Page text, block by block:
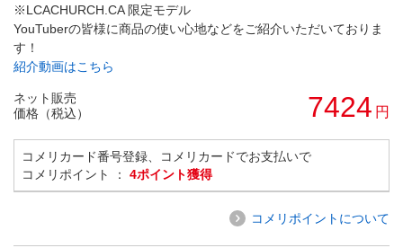
※LCACHURCH.CA 限定モデル
YouTuberの皆様に商品の使い心地などをご紹介いただいておりま
す！
紹介動画はこちら
ネット販売
価格（税込）
7424 円
コメリカード番号登録、コメリカードでお支払いで
コメリポイント ： 4ポイント獲得
コメリポイントについて